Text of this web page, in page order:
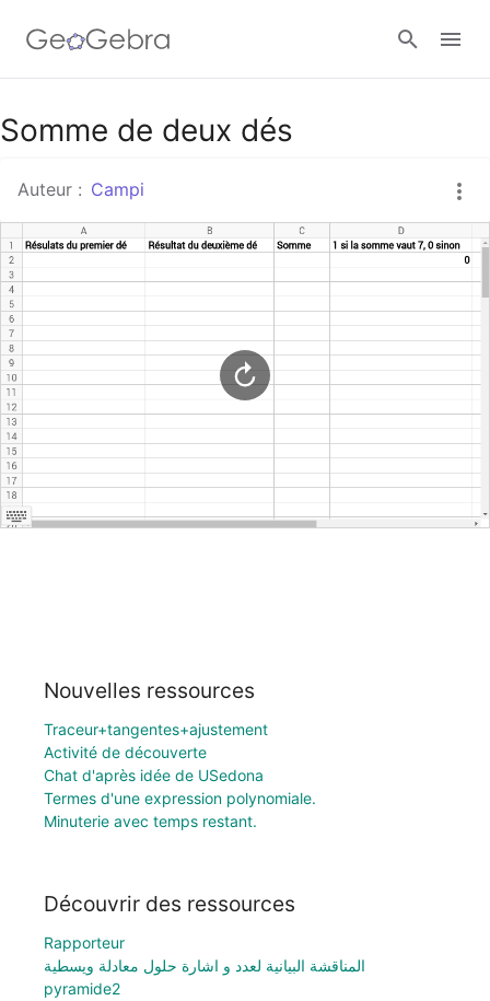
Google Classroom
Classe GeoGebra
Se connecter
Somme de deux dés
Auteur : Campi
Nouvelles ressources
Traceur+tangentes+ajustement
Activité de découverte
Chat d'après idée de USedona
Termes d'une expression polynomiale.
Minuterie avec temps restant.
Découvrir des ressources
Rapporteur
المناقشة البيانية لعدد و اشارة حلول معادلة ويسطية
pyramide2